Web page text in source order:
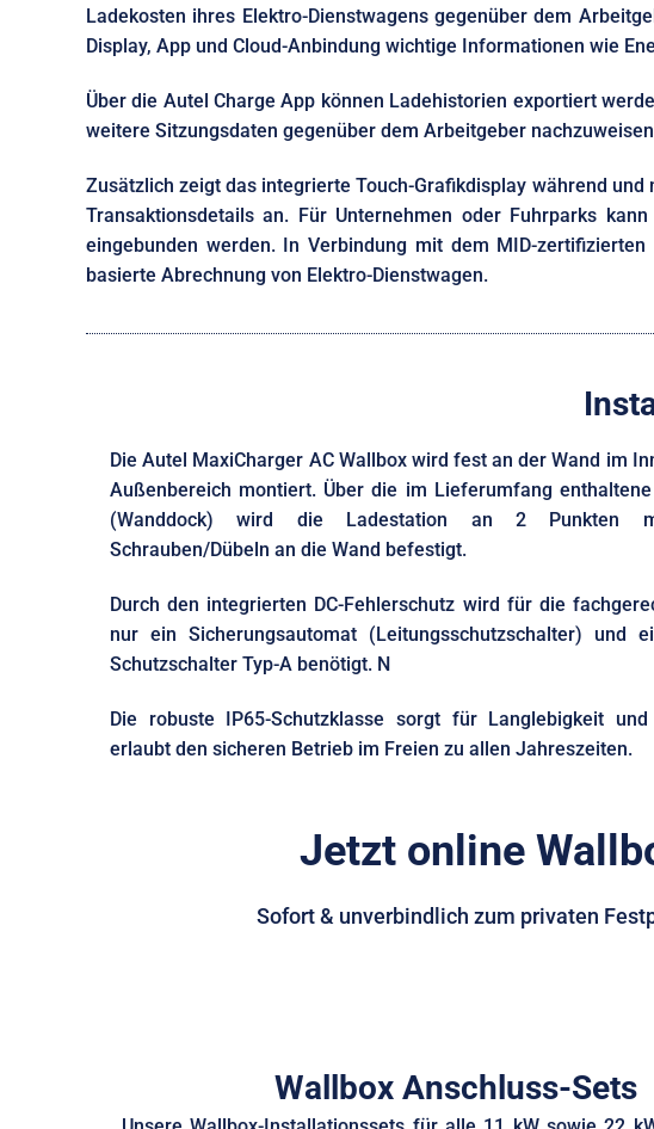
Ladekosten ihres Elektro-Dienstwagens gegenüber dem
Display, App und Cloud-Anbindung wichtige Informationen wie
Über die Autel Charge App können Ladehistorien exportiert
weitere Sitzungsdaten gegenüber dem Arbeitgeber
Zusätzlich zeigt das integrierte Touch-Grafikdisplay während
Transaktionsdetails an. Für Unternehmen oder Fuhrparks
eingebunden werden. In Verbindung mit dem MID-
basierte Abrechnung von Elektro-Dienstwagen.
Die Autel MaxiCharger AC Wallbox wird fest an der Wand im
Außenbereich montiert. Über die im Lieferumfang
(Wanddock) wird die Ladestation an 2 Punkten
Schrauben/Dübeln an die Wand befestigt.
Durch den integrierten DC-Fehlerschutz wird für die
nur ein Sicherungsautomat (Leitungsschutzschalter) und
Schutzschalter Typ-A benötigt. N
Die robuste IP65-Schutzklasse sorgt für Langlebigkeit
erlaubt den sicheren Betrieb im Freien zu allen Jahreszeiten.
Jetzt online
Sofort & unverbindlich zum privaten
Wallbox Anschluss-Sets